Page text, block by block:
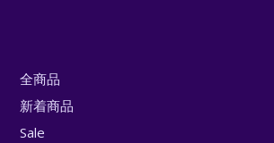
全商品
新着商品
Sale